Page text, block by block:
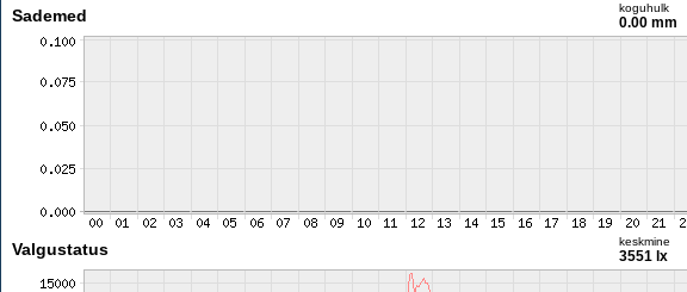
Sademed koguhulk
0.00 mm
Valgustatus keskmine
3551 lx